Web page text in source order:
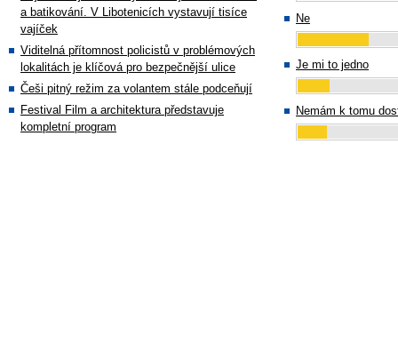
a batikování. V Libotenicích vystavují tisíce
vajíček
Viditelná přítomnost policistů v problémových
lokalitách je klíčová pro bezpečnější ulice
Češi pitný režim za volantem stále podceňují
Festival Film a architektura představuje
kompletní program
Ne
Je mi to jedno
Nemám k tomu